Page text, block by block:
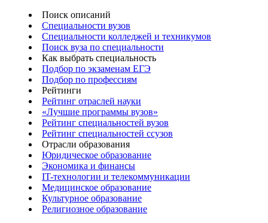
Поиск описаний
Специальности вузов
Специальности колледжей и техникумов
Поиск вуза по специальности
Как выбрать специальность
Подбор по экзаменам ЕГЭ
Подбор по профессиям
Рейтинги
Рейтинг отраслей науки
«Лучшие программы вузов»
Рейтинг специальностей вузов
Рейтинг специальностей ссузов
Отрасли образования
Юридическое образование
Экономика и финансы
IT-технологии и телекоммуникации
Медицинское образование
Культурное образование
Религиозное образование